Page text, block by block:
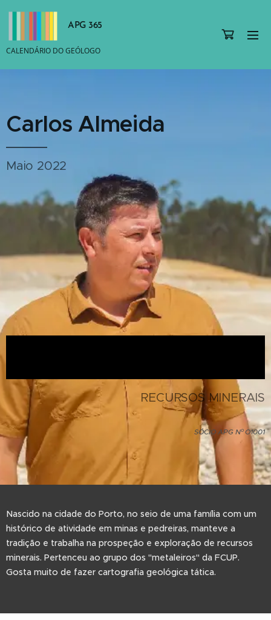
APG 365
CALENDÁRIO DO GEÓLOGO
Carlos Almeida
Maio 2022
RECURSOS MINERAIS
SÓCIO APG Nº O1001
Nascido na cidade do Porto, no seio de uma família com um
histórico de atividade em minas e pedreiras, manteve a
tradição e trabalha na prospeção e exploração de recursos
minerais. Pertenceu ao grupo dos "metaleiros" da FCUP.
Gosta muito de fazer cartografia geológica tática.